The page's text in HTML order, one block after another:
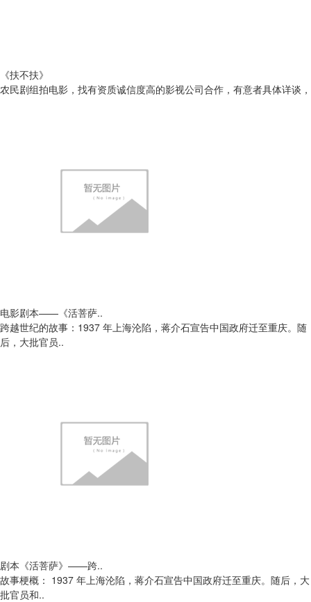
《扶不扶》
农民剧组拍电影，找有资质诚信度高的影视公司合作，有意者具体详谈，
电影剧本——《活菩萨..
跨越世纪的故事：1937 年上海沦陷，蒋介石宣告中国政府迁至重庆。随
后，大批官员..
剧本《活菩萨》——跨..
故事梗概： 1937 年上海沦陷，蒋介石宣告中国政府迁至重庆。随后，大
批官员和..